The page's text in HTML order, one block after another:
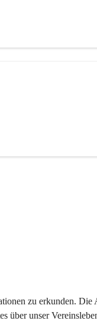
zu erkunden.
über unser